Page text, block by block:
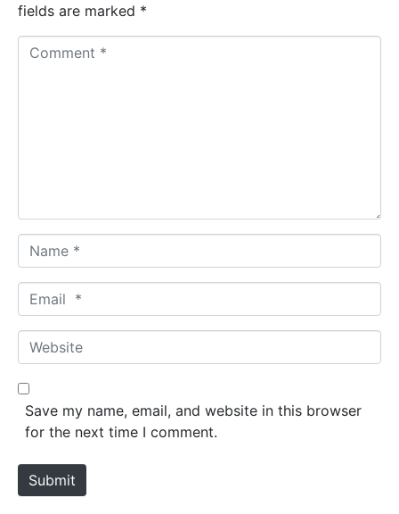
fields are marked *
a
m
*
m
a
*
W
e
b
e
Save my name, email, and website in this browser
for the next time I comment.
Submit